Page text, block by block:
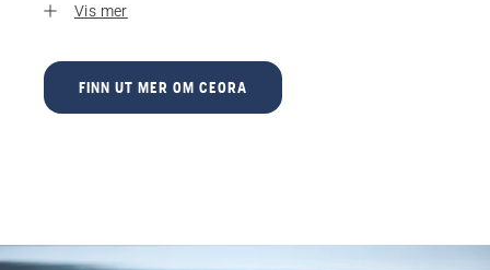
Vis mer
FINN UT MER OM CEORA